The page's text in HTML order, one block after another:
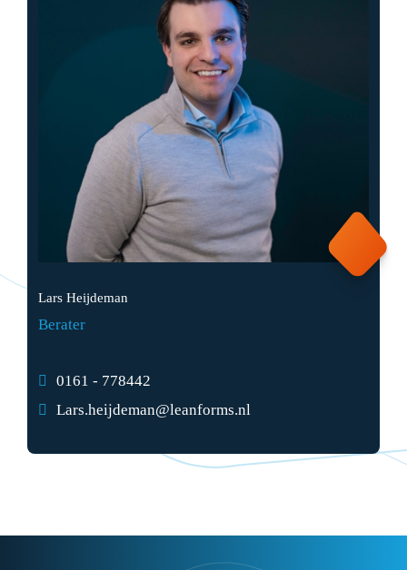
Lars Heijdeman
Berater
0161 - 778442
Lars.heijdeman@leanforms.nl